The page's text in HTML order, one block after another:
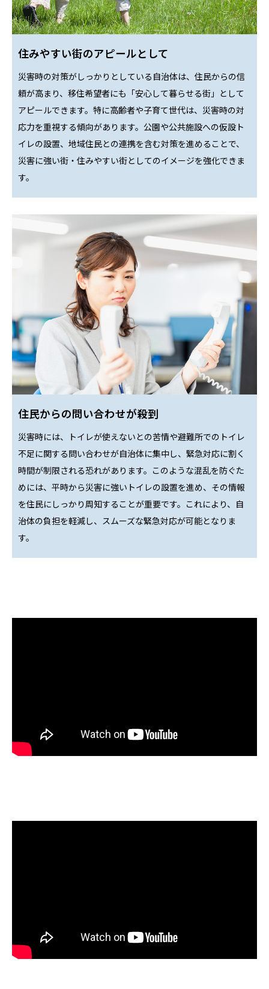
住みやすい街のアピールとして
災害時の対策がしっかりとしている自治体は、住民からの信
頼が高まり、移住希望者にも「安心して暮らせる街」として
アピールできます。特に高齢者や子育て世代は、災害時の対
応力を重視する傾向があります。公園や公共施設への仮設ト
イレの設置、地域住民との連携を含む対策を進めることで、
災害に強い街・住みやすい街としてのイメージを強化できま
す。
住民からの問い合わせが殺到
災害時には、トイレが使えないとの苦情や避難所でのトイレ
不足に関する問い合わせが自治体に集中し、緊急対応に割く
時間が制限される恐れがあります。このような混乱を防ぐた
めには、平時から災害に強いトイレの設置を進め、その情報
を住民にしっかり周知することが重要です。これにより、自
治体の負担を軽減し、スムーズな緊急対応が可能となりま
す。